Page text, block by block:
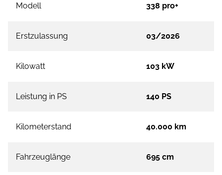
Modell 338 pro+
Erstzulassung 03/2026
Kilowatt 103 kW
Leistung in PS 140 PS
Kilometerstand 40.000 km
Fahrzeuglänge 695 cm